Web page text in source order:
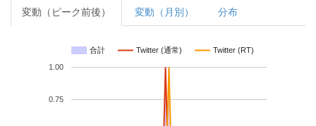
変動（ピーク前後） 変動（月別） 分布
合計 Twitter (通常) Twitter (RT)
0.75
1.00